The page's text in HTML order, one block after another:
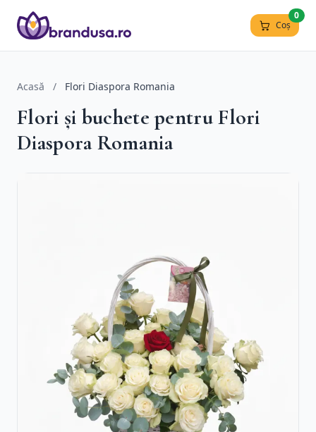
Coș
0
Acasă / Flori Diaspora Romania
Flori și buchete pentru Flori
Diaspora Romania